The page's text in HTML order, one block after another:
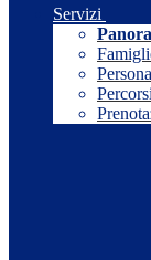
Servizi